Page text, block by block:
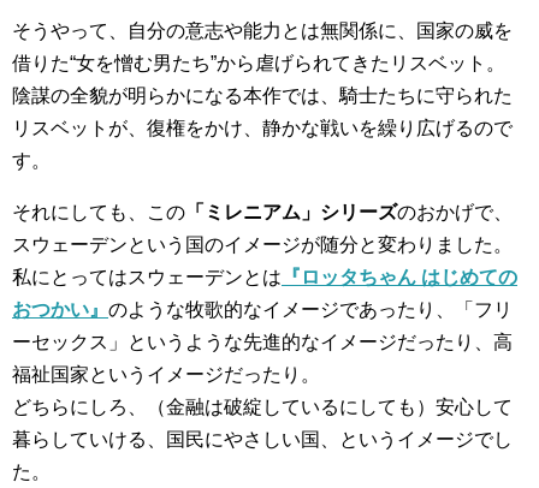
そうやって、自分の意志や能力とは無関係に、国家の威を
借りた“女を憎む男たち”から虐げられてきたリスベット。
陰謀の全貌が明らかになる本作では、騎士たちに守られた
リスベットが、復権をかけ、静かな戦いを繰り広げるので
す。
それにしても、この 「ミレニアム」シリーズのおかげで、
スウェーデンという国のイメージが随分と変わりました。
私にとってはスウェーデンとは 『ロッタちゃん はじめての
おつかい』 のような牧歌的なイメージであったり、「フリ
ーセックス」というような先進的なイメージだったり、高
福祉国家というイメージだったり。
どちらにしろ、（金融は破綻しているにしても）安心して
暮らしていける、国民にやさしい国、というイメージでし
た。